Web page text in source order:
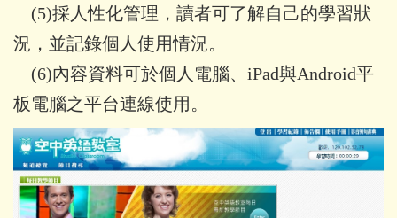
(5)採人性化管理，讀者可了解自己的學習狀
況，並記錄個人使用情況。
(6)內容資料可於個人電腦、iPad與Android平
板電腦之平台連線使用。